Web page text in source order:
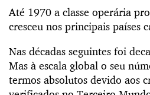
Até 1970 a classe operária
cresceu nos principais países
Nas décadas seguintes foi
Mas à escala global o seu
termos absolutos devido aos